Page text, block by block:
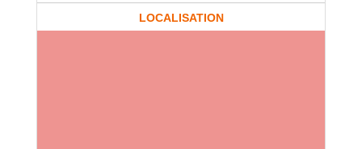
LOCALISATION